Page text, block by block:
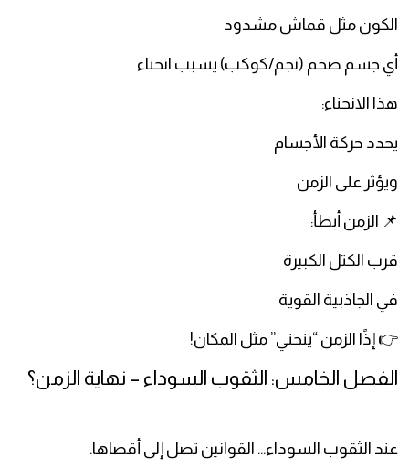
الكون مثل قماش مشدود
أي جسم ضخم (نجم/كوكب) يسبب انحناء
هذا الانحناء:
يحدد حركة الأجسام
ويؤثر على الزمن
📌 الزمن أبطأ:
قرب الكتل الكبيرة
في الجاذبية القوية
👉 إذًا الزمن “ينحني” مثل المكان!
الفصل الخامس: الثقوب السوداء – نهاية الزمن؟
عند الثقوب السوداء… القوانين تصل إلى أقصاها.